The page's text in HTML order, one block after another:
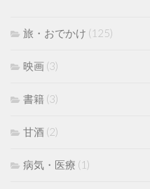
旅・おでかけ (125)
映画 (3)
書籍 (3)
甘酒 (2)
病気・医療 (1)